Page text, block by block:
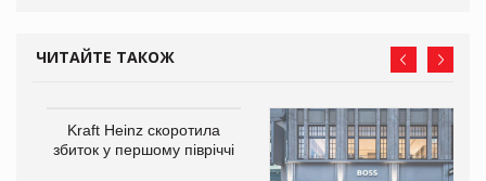
ЧИТАЙТЕ ТАКОЖ
Kraft Heinz скоротила
збиток у першому півріччі